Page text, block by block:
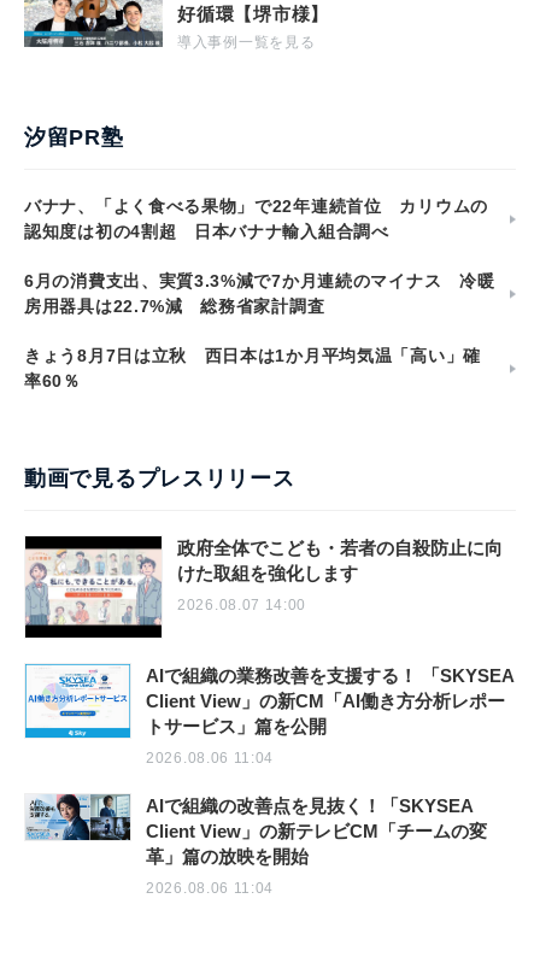
好循環【堺市様】
導入事例一覧を見る
汐留PR塾
バナナ、「よく食べる果物」で22年連続首位 カリウムの
認知度は初の4割超 日本バナナ輸入組合調べ
6月の消費支出、実質3.3%減で7か月連続のマイナス 冷暖
房用器具は22.7%減 総務省家計調査
きょう8月7日は立秋 西日本は1か月平均気温「高い」確
率60％
動画で見るプレスリリース
政府全体でこども・若者の自殺防止に向
けた取組を強化します
2026.08.07 14:00
AIで組織の業務改善を支援する！ 「SKYSEA
Client View」の新CM「AI働き方分析レポー
トサービス」篇を公開
2026.08.06 11:04
AIで組織の改善点を見抜く！「SKYSEA
Client View」の新テレビCM「チームの変
革」篇の放映を開始
2026.08.06 11:04